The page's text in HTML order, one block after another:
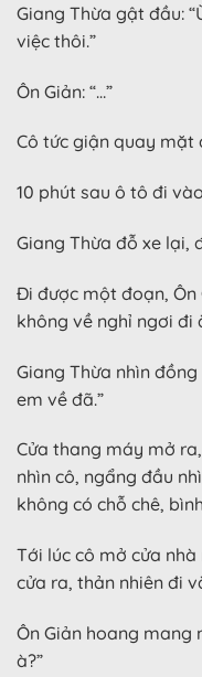
Giang Thừa gật đầu:
việc thôi.”
Ôn Giản: “…”
Cô tức giận quay mặt
10 phút sau ô tô đi
Giang Thừa đỗ xe lại,
Đi được một đoạn, Ôn
không về nghỉ ngơi đi
Giang Thừa nhìn
em về đã.”
Cửa thang máy mở
nhìn cô, ngẩng đầu
không có chỗ chê,
Tới lúc cô mở cửa
cửa ra, thản nhiên đi
Ôn Giản hoang mang
à?”